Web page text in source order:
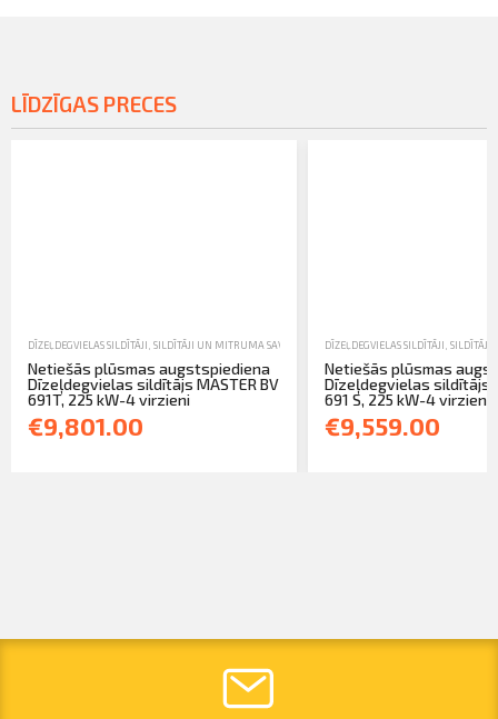
LĪDZĪGAS PRECES
DĪZEĻDEGVIELAS SILDĪTĀJI SILDĪTĀJI UN MITRUMA SAVĀCĒJI TIRDZNIECĪBA
Netiešās plūsmas augstspiediena
Dīzeļdegvielas sildītājs MASTER BV
691T, 225 kW-4 virzieni
€9,801.00
DĪZEĻDEGVIELAS SILDĪTĀJI SILDĪTĀJI
Netiešās plūsmas
Dīzeļdegvielas sildītājs
691 S, 225 kW-4 virzieni
€9,559.00